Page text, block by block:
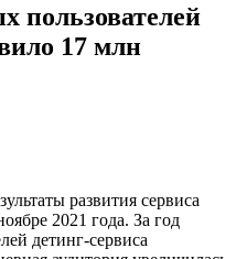
пользователей
17 млн
развития сервиса
2021 года. За год
детинг-сервиса